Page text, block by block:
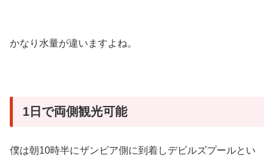
かなり水量が違いますよね。
1日で両側観光可能
僕は朝10時半にザンビア側に到着しデビルズプールとい